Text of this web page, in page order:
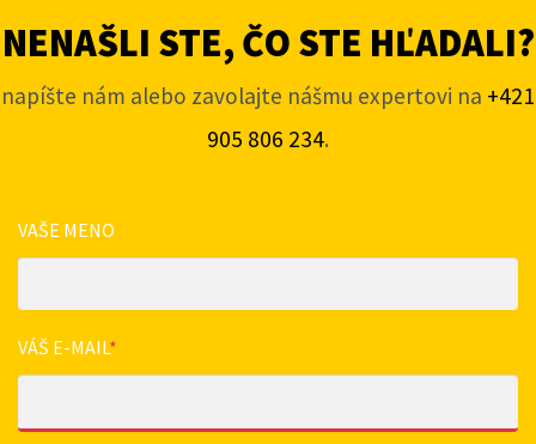
NENAŠLI STE, ČO STE HĽADALI?
napíšte nám alebo zavolajte nášmu expertovi na +421
905 806 234.
VAŠE MENO
VÁŠ E-MAIL*